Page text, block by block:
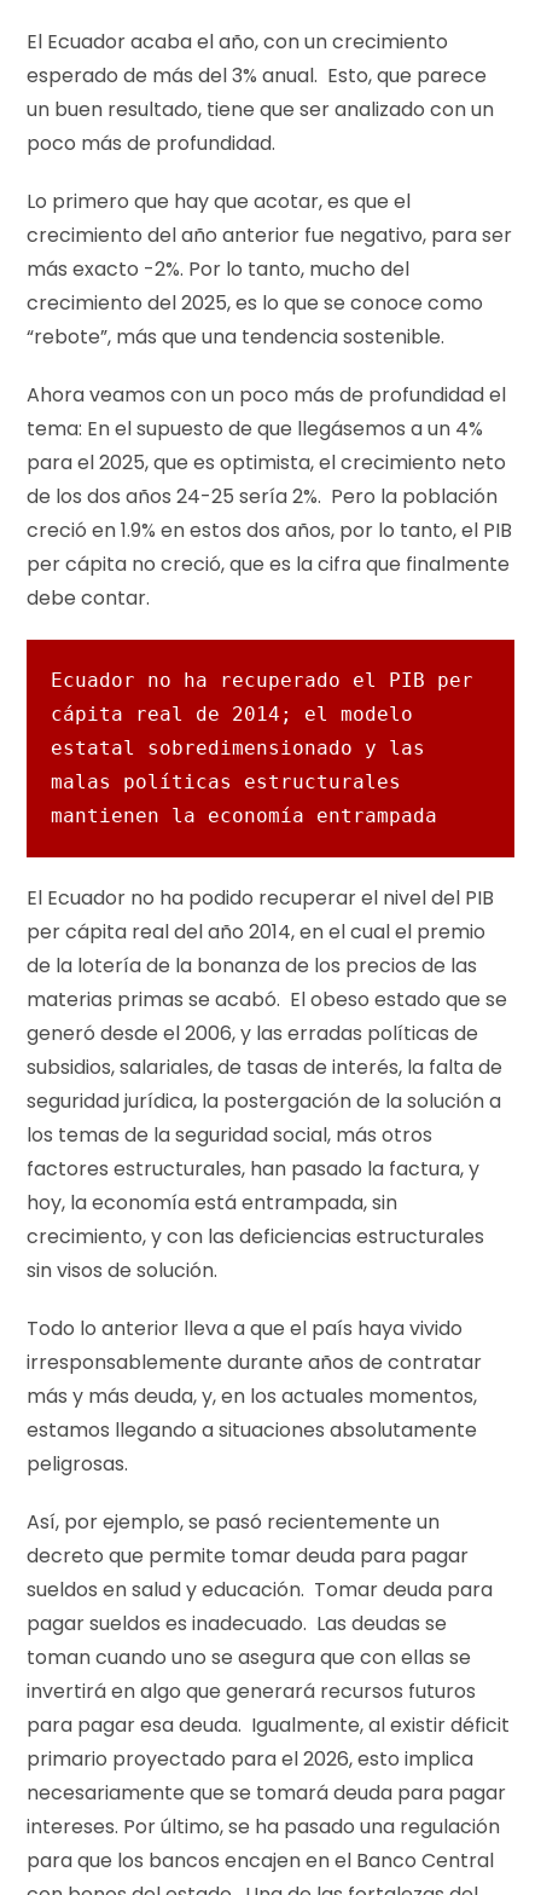
El Ecuador acaba el año, con un crecimiento
esperado de más del 3% anual. Esto, que parece
un buen resultado, tiene que ser analizado con un
poco más de profundidad.
Lo primero que hay que acotar, es que el
crecimiento del año anterior fue negativo, para ser
más exacto -2%. Por lo tanto, mucho del
crecimiento del 2025, es lo que se conoce como
“rebote”, más que una tendencia sostenible.
Ahora veamos con un poco más de profundidad el
tema: En el supuesto de que llegásemos a un 4%
para el 2025, que es optimista, el crecimiento neto
de los dos años 24-25 sería 2%. Pero la población
creció en 1.9% en estos dos años, por lo tanto, el PIB
per cápita no creció, que es la cifra que finalmente
debe contar.
Ecuador no ha recuperado el PIB per
cápita real de 2014; el modelo
estatal sobredimensionado y las
malas políticas estructurales
mantienen la economía entrampada
El Ecuador no ha podido recuperar el nivel del PIB
per cápita real del año 2014, en el cual el premio
de la lotería de la bonanza de los precios de las
materias primas se acabó. El obeso estado que se
generó desde el 2006, y las erradas políticas de
subsidios, salariales, de tasas de interés, la falta de
seguridad jurídica, la postergación de la solución a
los temas de la seguridad social, más otros
factores estructurales, han pasado la factura, y
hoy, la economía está entrampada, sin
crecimiento, y con las deficiencias estructurales
sin visos de solución.
Todo lo anterior lleva a que el país haya vivido
irresponsablemente durante años de contratar
más y más deuda, y, en los actuales momentos,
estamos llegando a situaciones absolutamente
peligrosas.
Así, por ejemplo, se pasó recientemente un
decreto que permite tomar deuda para pagar
sueldos en salud y educación. Tomar deuda para
pagar sueldos es inadecuado. Las deudas se
toman cuando uno se asegura que con ellas se
invertirá en algo que generará recursos futuros
para pagar esa deuda. Igualmente, al existir déficit
primario proyectado para el 2026, esto implica
necesariamente que se tomará deuda para pagar
intereses. Por último, se ha pasado una regulación
para que los bancos encajen en el Banco Central